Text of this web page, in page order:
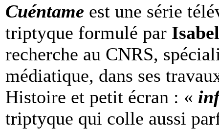
Cuéntame est une série
triptyque formulé par
recherche au CNRS,
médiatique, dans ses
Histoire et petit écran : «
triptyque qui colle aussi